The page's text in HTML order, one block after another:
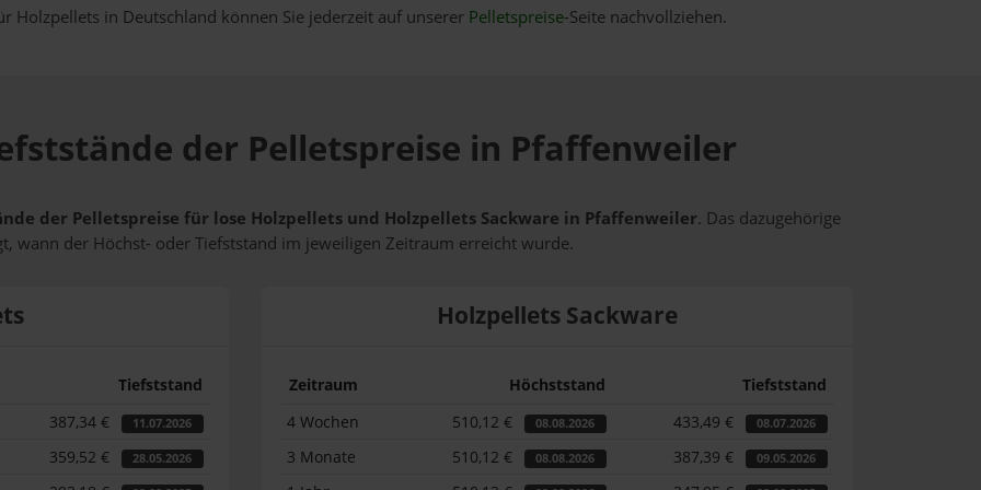
Holzpellets in Deutschland können Sie jederzeit auf unserer Pelletspreise-Seite nachvollziehen.
der Pelletspreise in Pfaffenweiler
der Pelletspreise für lose Holzpellets und Holzpellets Sackware in Pfaffenweiler. Das dazugehörige
wann der Höchst- oder Tiefststand im jeweiligen Zeitraum erreicht wurde.
Tiefststand
387,34 €
11.07.2026
359,52 € 28.05.2026
Holzpellets Sackware
Zeitraum Höchststand
Tiefststand
4 Wochen
510,12 € 08.08.2026 433,49 € 08.07.2026
3 Monate 510,12 € 08.08.2026 387,39 € 09.05.2026